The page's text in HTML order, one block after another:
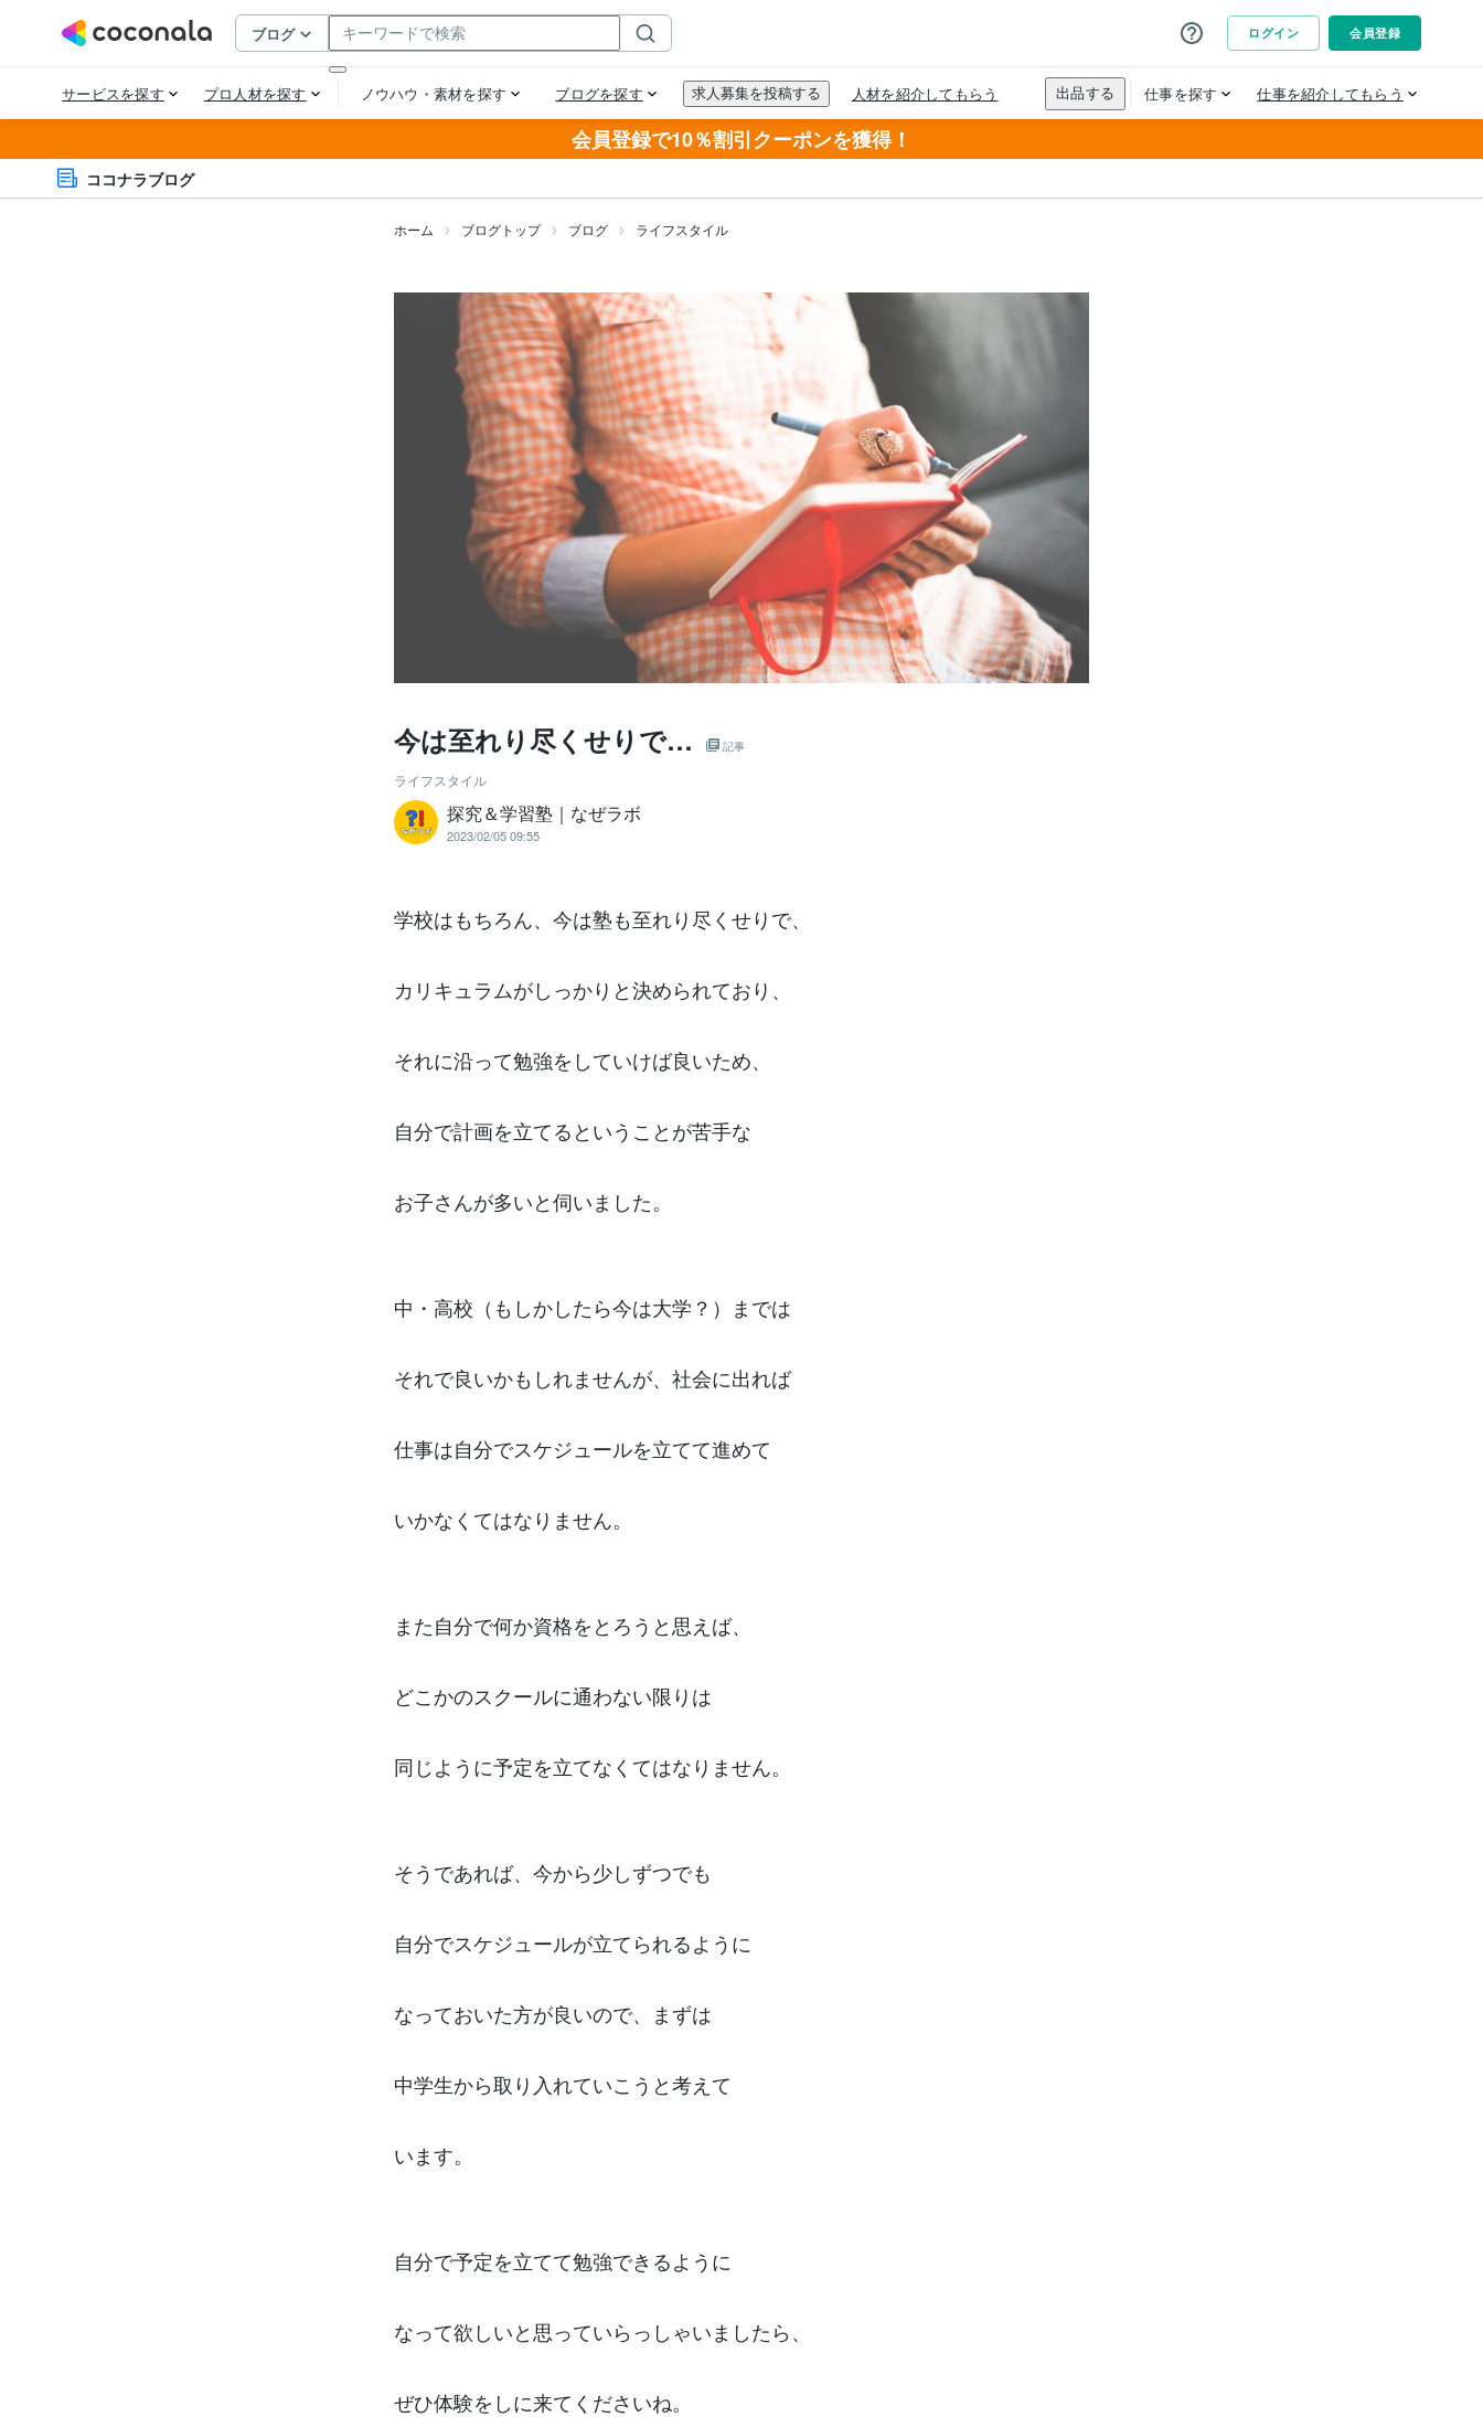
会員登録で10％割引クーポンを獲得！
ココナラブログ
ホーム ブログトップ ブログ ライフスタイル
今は至れり尽くせりで… 記事
ライフスタイル
探究＆学習塾｜なぜラボ
2023/02/05 09:55
学校はもちろん、今は塾も至れり尽くせりで、
カリキュラムがしっかりと決められており、
それに沿って勉強をしていけば良いため、
自分で計画を立てるということが苦手な
お子さんが多いと伺いました。
中・高校（もしかしたら今は大学？）までは
それで良いかもしれませんが、社会に出れば
仕事は自分でスケジュールを立てて進めて
いかなくてはなりません。
また自分で何か資格をとろうと思えば、
どこかのスクールに通わない限りは
同じように予定を立てなくてはなりません。
そうであれば、今から少しずつでも
自分でスケジュールが立てられるように
なっておいた方が良いので、まずは
中学生から取り入れていこうと考えて
います。
自分で予定を立てて勉強できるように
なって欲しいと思っていらっしゃいましたら、
ぜひ体験をしに来てくださいね。